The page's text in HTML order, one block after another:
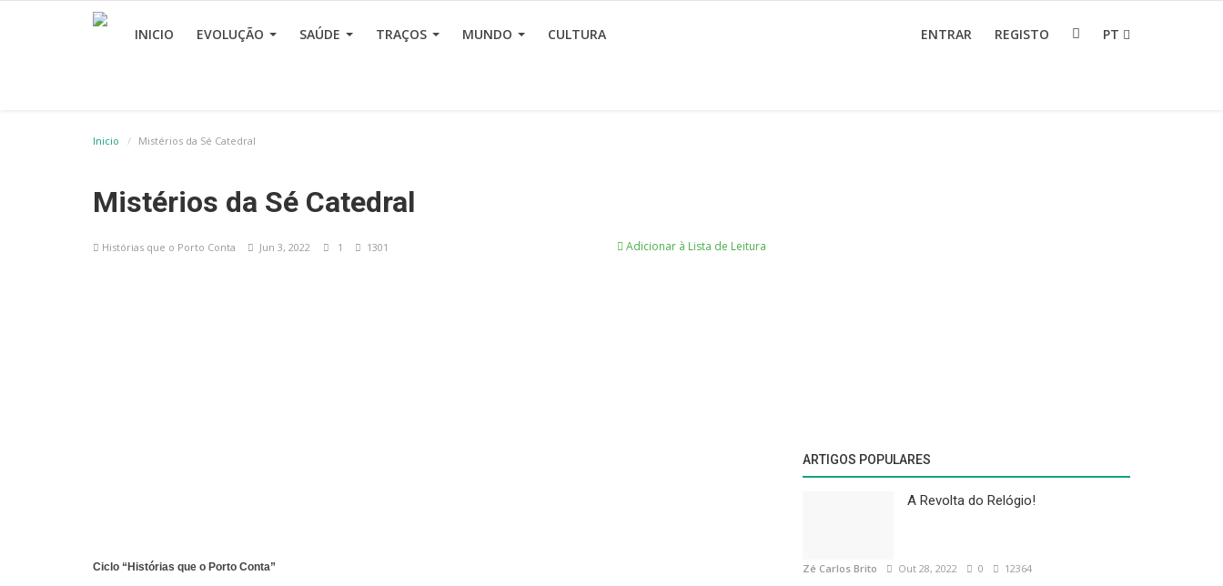
INICIO EVOLUÇÃO SAÚDE TRAÇOS MUNDO CULTURA ENTRAR REGISTO PT
Inicio Mistérios da Sé Catedral
Mistérios da Sé Catedral
Histórias que o Porto Conta Jun 3, 2022 1 1301 Adicionar à Lista de Leitura
Ciclo “Histórias que o Porto Conta”
ARTIGOS POPULARES
A Revolta do Relógio!
Zé Carlos Brito Out 28, 2022 0 12364